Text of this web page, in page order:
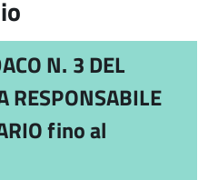
N. 3 DEL
fino al